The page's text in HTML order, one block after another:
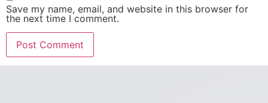
Save my name, email, and website in this browser for
the next time I comment.